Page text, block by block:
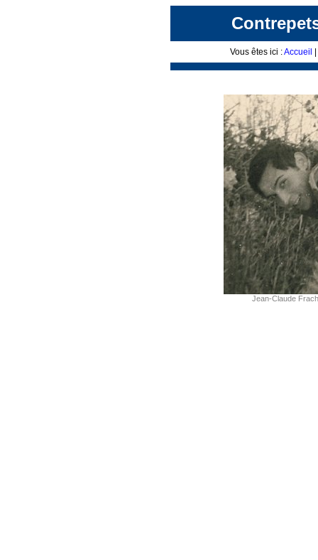
Vous êtes ici :Accueil
Jean-Claude